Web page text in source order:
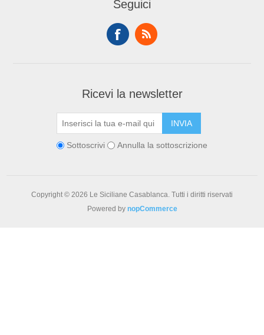
Seguici
Ricevi la newsletter
Sottoscrivi Annulla la sottoscrizione
Copyright © 2026 Le Siciliane Casablanca. Tutti i diritti riservati
Powered by nopCommerce